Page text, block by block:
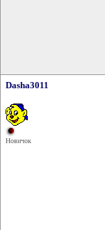
Dasha3011
Новичок